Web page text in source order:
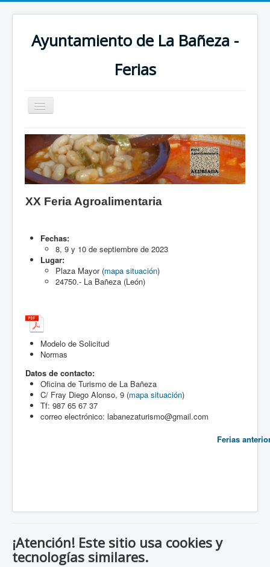
Ayuntamiento de La Bañeza -
Ferias
Toggle
Navigation
Inicio
Stocks
Libro
Agroalimentaria
Maquinaria A.O.
Embutido y Queso
Motor
XX Feria Agroalimentaria
Fechas:
8, 9 y 10 de septiembre de 2023
Lugar:
Plaza Mayor (mapa situación)
24750.- La Bañeza (León)
Modelo de Solicitud
Normas
Datos de contacto:
Oficina de Turismo de La Bañeza
C/ Fray Diego Alonso, 9 (mapa situación)
Tf: 987 65 67 37
correo electrónico: labanezaturismo@gmail.com
Ferias
¡Atención! Este sitio usa cookies y
tecnologías similares.